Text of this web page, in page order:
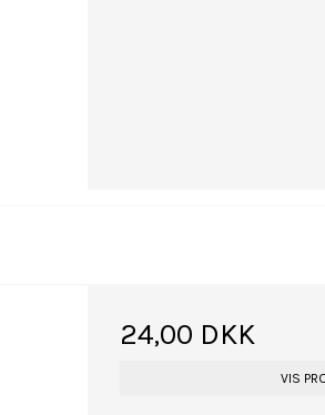
24,00 DKK
VIS